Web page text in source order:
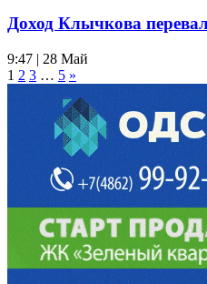
Доход Клычкова
9:47 | 28 Май
1 2 3 … 5 »